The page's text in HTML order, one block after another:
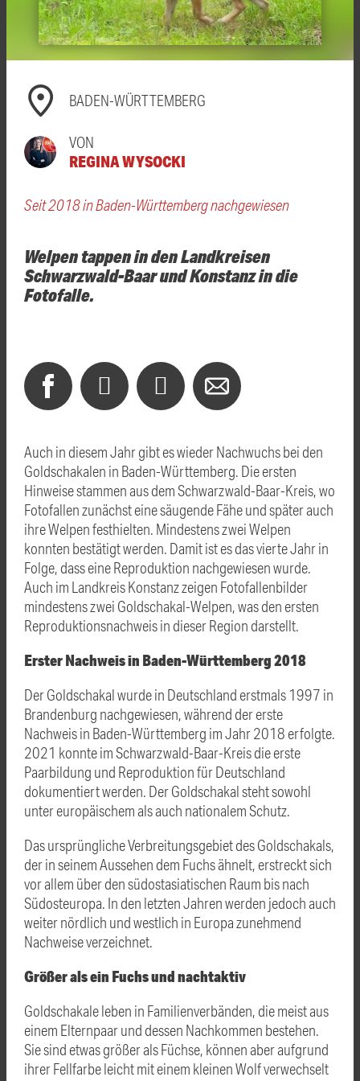
BADEN-WÜRTTEMBERG
VON
REGINA WYSOCKI
Seit 2018 in Baden-Württemberg nachgewiesen
Welpen tappen in den Landkreisen
Schwarzwald-Baar und Konstanz in die
Fotofalle.
Auch in diesem Jahr gibt es wieder Nachwuchs bei den
Goldschakalen in Baden-Württemberg. Die ersten
Hinweise stammen aus dem Schwarzwald-Baar-Kreis, wo
Fotofallen zunächst eine säugende Fähe und später auch
ihre Welpen festhielten. Mindestens zwei Welpen
konnten bestätigt werden. Damit ist es das vierte Jahr in
Folge, dass eine Reproduktion nachgewiesen wurde.
Auch im Landkreis Konstanz zeigen Fotofallenbilder
mindestens zwei Goldschakal-Welpen, was den ersten
Reproduktionsnachweis in dieser Region darstellt.
Erster Nachweis in Baden-Württemberg 2018
Der Goldschakal wurde in Deutschland erstmals 1997 in
Brandenburg nachgewiesen, während der erste
Nachweis in Baden-Württemberg im Jahr 2018 erfolgte.
2021 konnte im Schwarzwald-Baar-Kreis die erste
Paarbildung und Reproduktion für Deutschland
dokumentiert werden. Der Goldschakal steht sowohl
unter europäischem als auch nationalem Schutz.
Das ursprüngliche Verbreitungsgebiet des Goldschakals,
der in seinem Aussehen dem Fuchs ähnelt, erstreckt sich
vor allem über den südostasiatischen Raum bis nach
Südosteuropa. In den letzten Jahren werden jedoch auch
weiter nördlich und westlich in Europa zunehmend
Nachweise verzeichnet.
Größer als ein Fuchs und nachtaktiv
Goldschakale leben in Familienverbänden, die meist aus
einem Elternpaar und dessen Nachkommen bestehen.
Sie sind etwas größer als Füchse, können aber aufgrund
ihrer Fellfarbe leicht mit einem kleinen Wolf verwechselt